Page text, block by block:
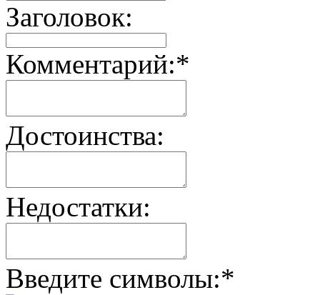
Заголовок:
Комментарий:*
Достоинства:
Недостатки:
Введите символы:*